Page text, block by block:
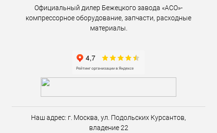
Официальный дилер Бежецкого завода «АСО»-
компрессорное оборудование, запчасти, расходные
материалы.
Наш адрес: г. Москва, ул. Подольских Курсантов,
владение 22